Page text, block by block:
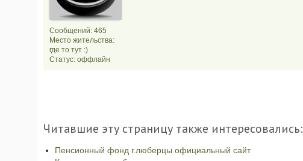
Сообщений: 465
Место жительства:
где то тут :)
Статус: оффлайн
Читавшие эту страницу также интересовались:
Пенсионный фонд г.люберцы официальный сайт